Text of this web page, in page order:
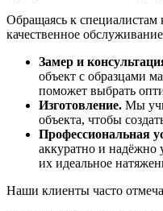
Обращаясь к
качественное
Замер и
объект с образцами
поможет выбрать
Изготовление. Мы
объекта, чтобы
Профессиональная
аккуратно и надёжно
их идеальное
Наши клиенты часто